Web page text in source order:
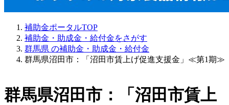
補助金ポータルTOP
補助金・助成金・給付金をさがす
群馬県 の補助金・助成金・給付金
群馬県沼田市：「沼田市賃上げ促進支援金」≪第1期≫
群馬県沼田市：「沼田市賃上